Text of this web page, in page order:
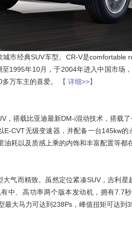
市经典SUV车型。CR-V是comfortable
1995年10月，于2004年进入中国市场
万车主的喜爱。
【 详细>>】
，搭载比亚迪最新DM-i混动技术，搭载
E-CVT无级变速器，并配备一台145kw
耗以及质感上乘的内饰和丰富配置等都
气而精致。虽然定位紧凑SUV，吉利
中、高功率两个版本发动机，拥有7.7
大马力可达到238Ps，峰值扭矩可达到